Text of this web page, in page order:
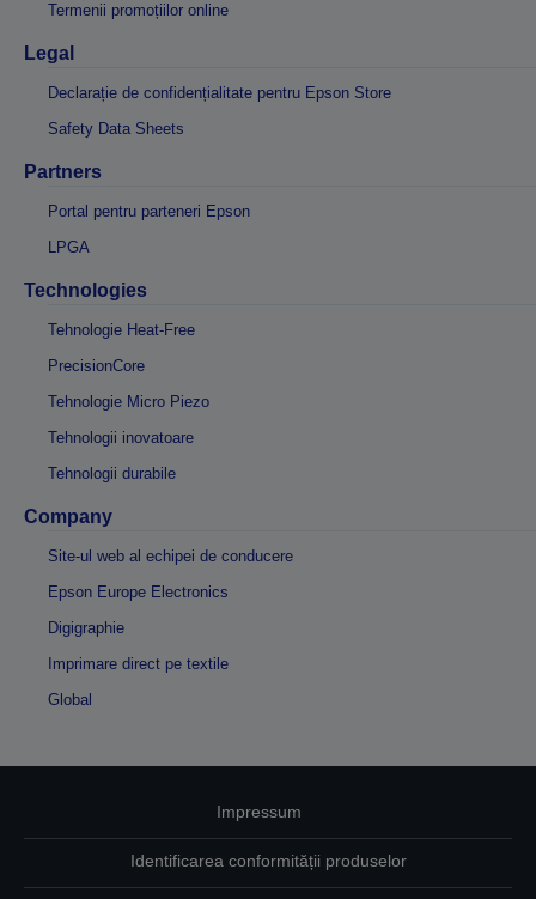
Termenii promoțiilor online
Legal
Declarație de confidențialitate pentru Epson Store
Safety Data Sheets
Partners
Portal pentru parteneri Epson
LPGA
Technologies
Tehnologie Heat-Free
PrecisionCore
Tehnologie Micro Piezo
Tehnologii inovatoare
Tehnologii durabile
Company
Site-ul web al echipei de conducere
Epson Europe Electronics
Digigraphie
Imprimare direct pe textile
Global
Impressum
Identificarea conformității produselor